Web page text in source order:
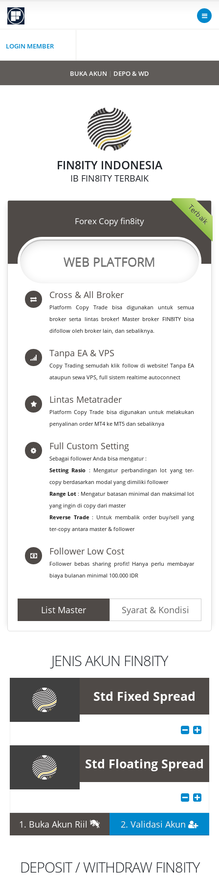
LOGIN MEMBER
BUKA AKUN | DEPO & WD
FIN8ITY INDONESIA
IB FIN8ITY TERBAIK
Terbaik
Forex Copy fin8ity
WEB PLATFORM
Cross & All Broker
Platform Copy Trade bisa digunakan untuk semua
broker serta lintas broker! Master broker FIN8ITY bisa
difollow oleh broker lain, dan sebaliknya.
Tanpa EA & VPS
Copy Trading semudah klik follow di website! Tanpa EA
ataupun sewa VPS, full sistem realtime autoconnect
Lintas Metatrader
Platform Copy Trade bisa digunakan untuk melakukan
penyalinan order MT4 ke MT5 dan sebaliknya
Full Custom Setting
Sebagai follower Anda bisa mengatur :
Setting Rasio : Mengatur perbandingan lot yang ter-
copy berdasarkan modal yang dimiliki follower
Range Lot : Mengatur batasan minimal dan maksimal lot
yang ingin di copy dari master
Reverse Trade : Untuk membalik order buy/sell yang
ter-copy antara master & follower
Follower Low Cost
Follower bebas sharing profit! Hanya perlu membayar
biaya bulanan minimal 100.000 IDR
List Master Syarat & Kondisi
JENIS AKUN FIN8ITY
Std Fixed Spread
Std Floating Spread
1. Buka Akun Riil 2. Validasi Akun
DEPOSIT / WITHDRAW FIN8ITY